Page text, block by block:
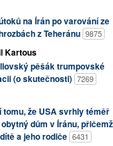
na Írán po varování ze
z Teheránu 9875
Kartous
pěšák trumpovské
(o skutečnosti) 7269
že USA svrhly téměř
dům v Íránu, přičemž
a jeho rodiče 6431